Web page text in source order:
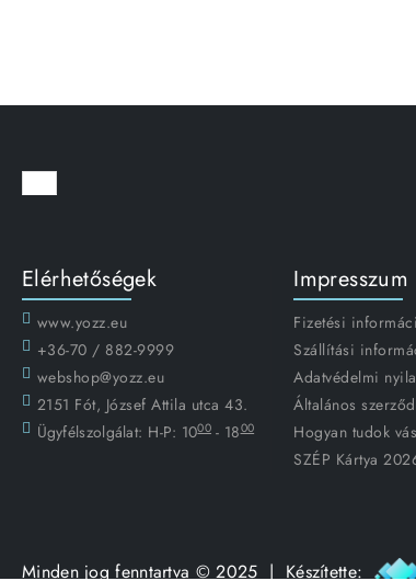
Elérhetőségek
www.yozz.eu
+36-70 / 882-9999
webshop@yozz.eu
2151 Fót, József Attila utca 43.
Ügyfélszolgálat: H-P: 1000 - 1800
Impresszum
Fizetési
Szállítási
Adatvédelmi
Általános
Hogyan tudok
SZÉP Kártya
Minden jog fenntartva © 2025 | Készítette: